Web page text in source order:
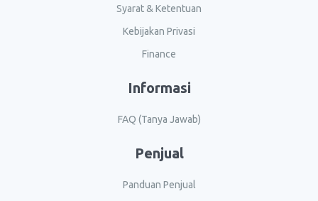
Syarat & Ketentuan
Kebijakan Privasi
Finance
Informasi
FAQ (Tanya Jawab)
Penjual
Panduan Penjual